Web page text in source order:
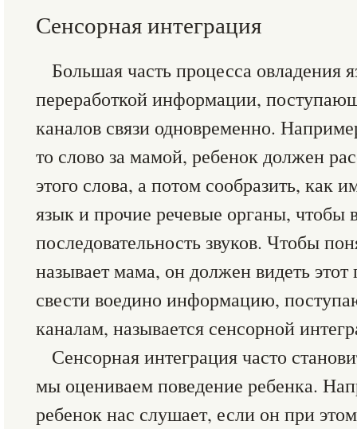
Сенсорная интеграция
Большая часть процесса овладения
переработкой информации,
каналов связи одновременно.
то слово за мамой, ребенок должен
этого слова, а потом сообразить, как
язык и прочие речевые органы, чтобы
последовательность звуков. Чтобы
называет мама, он должен видеть
свести воедино информацию,
каналам, называется сенсорной
Сенсорная интеграция часто
мы оцениваем поведение ребенка.
ребенок нас слушает, если он при